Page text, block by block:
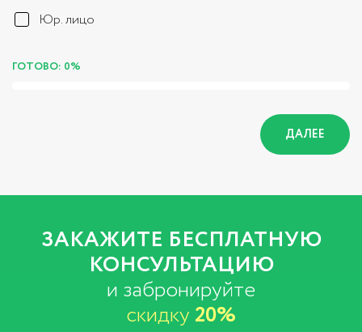
Юр. лицо
ГОТОВО: 0%
ДАЛЕЕ
ЗАКАЖИТЕ БЕСПЛАТНУЮ
КОНСУЛЬТАЦИЮ
и забронируйте
скидку 20%